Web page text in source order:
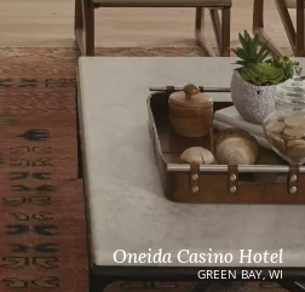
Oneida Casino Hotel
GREEN BAY, WI